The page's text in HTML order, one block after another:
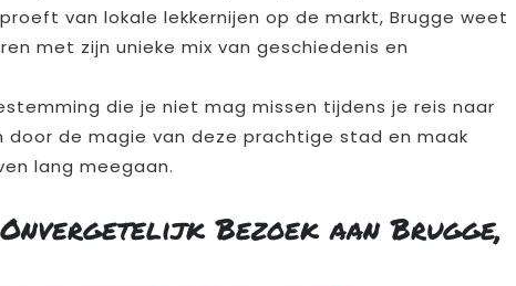
van lokale lekkernijen op de markt, Brugge weet
met zijn unieke mix van geschiedenis en
die je niet mag missen tijdens je reis naar
door de magie van deze prachtige stad en maak
lang meegaan.
Bezoek aan Brugge,